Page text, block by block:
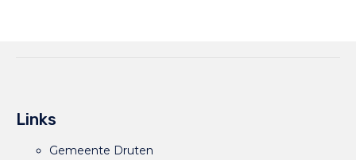
Links
Gemeente Druten